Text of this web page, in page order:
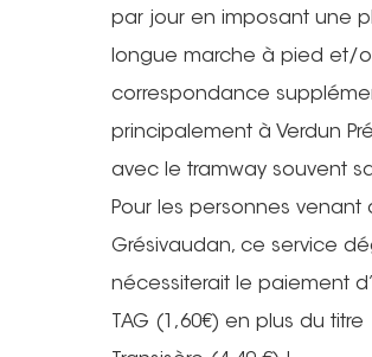
par jour en imposant une
longue marche à pied et/
correspondance
principalement à Verdun
avec le tramway souvent
Pour les personnes venant
Grésivaudan, ce service
nécessiterait le paiement
TAG (1,60€) en plus du titre